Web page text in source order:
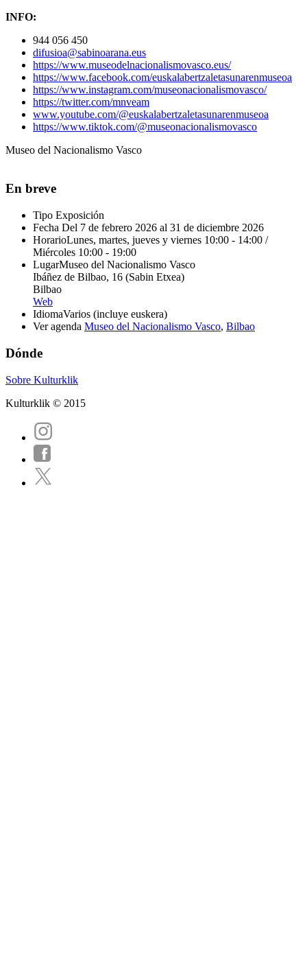
INFO:
944 056 450
difusioa@sabinoarana.eus
https://www.museodelnacionalismovasco.eus/
https://www.facebook.com/euskalabertzaletasunarenmuseoa
https://www.instagram.com/museonacionalismovasco/
https://twitter.com/mnveam
www.youtube.com/@euskalabertzaletasunarenmuseoa
https://www.tiktok.com/@museonacionalismovasco
Museo del Nacionalismo Vasco
En breve
Tipo Exposición
Fecha Del 7 de febrero 2026 al 31 de diciembre 2026
HorarioLunes, martes, jueves y viernes 10:00 - 14:00 /
Miércoles 10:00 - 19:00
LugarMuseo del Nacionalismo Vasco
Ibáñez de Bilbao, 16 (Sabin Etxea)
Bilbao
Web
IdiomaVarios (incluye euskera)
Ver agenda Museo del Nacionalismo Vasco, Bilbao
Dónde
Sobre Kulturklik
Kulturklik © 2015